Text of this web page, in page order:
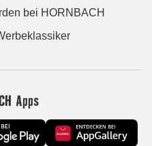
bei HORNBACH
Apps